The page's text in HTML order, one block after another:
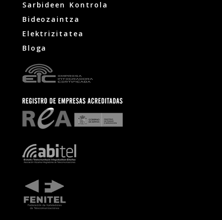
Sarbideen Kontrola
Bideozaintza
Elektrizitatea
Bloga